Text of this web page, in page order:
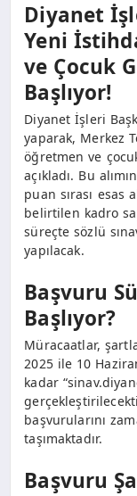
Diyanet
Yeni
ve Çocuk
Başlıyor!
Diyanet İşleri
yaparak, Merkez
öğretmen ve
açıkladı. Bu
puan sırası esas
belirtilen kadro
süreçte sözlü
yapılacak.
Başvuru
Başlıyor?
Müracaatlar,
2025 ile 10
kadar
başvurularını
taşımaktadır.
Başvuru